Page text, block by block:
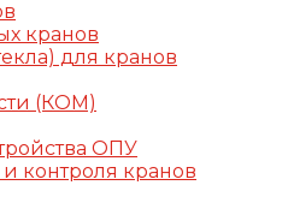
кранов
для кранов
(КОМ)
ОПУ
контроля кранов